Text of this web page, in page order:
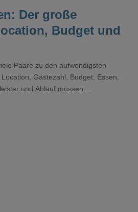
Der große
Budget und
Paare zu den aufwendigsten
Gästezahl, Budget, Essen,
und Ablauf müssen
Tag gut organisiert ist und trotzdem